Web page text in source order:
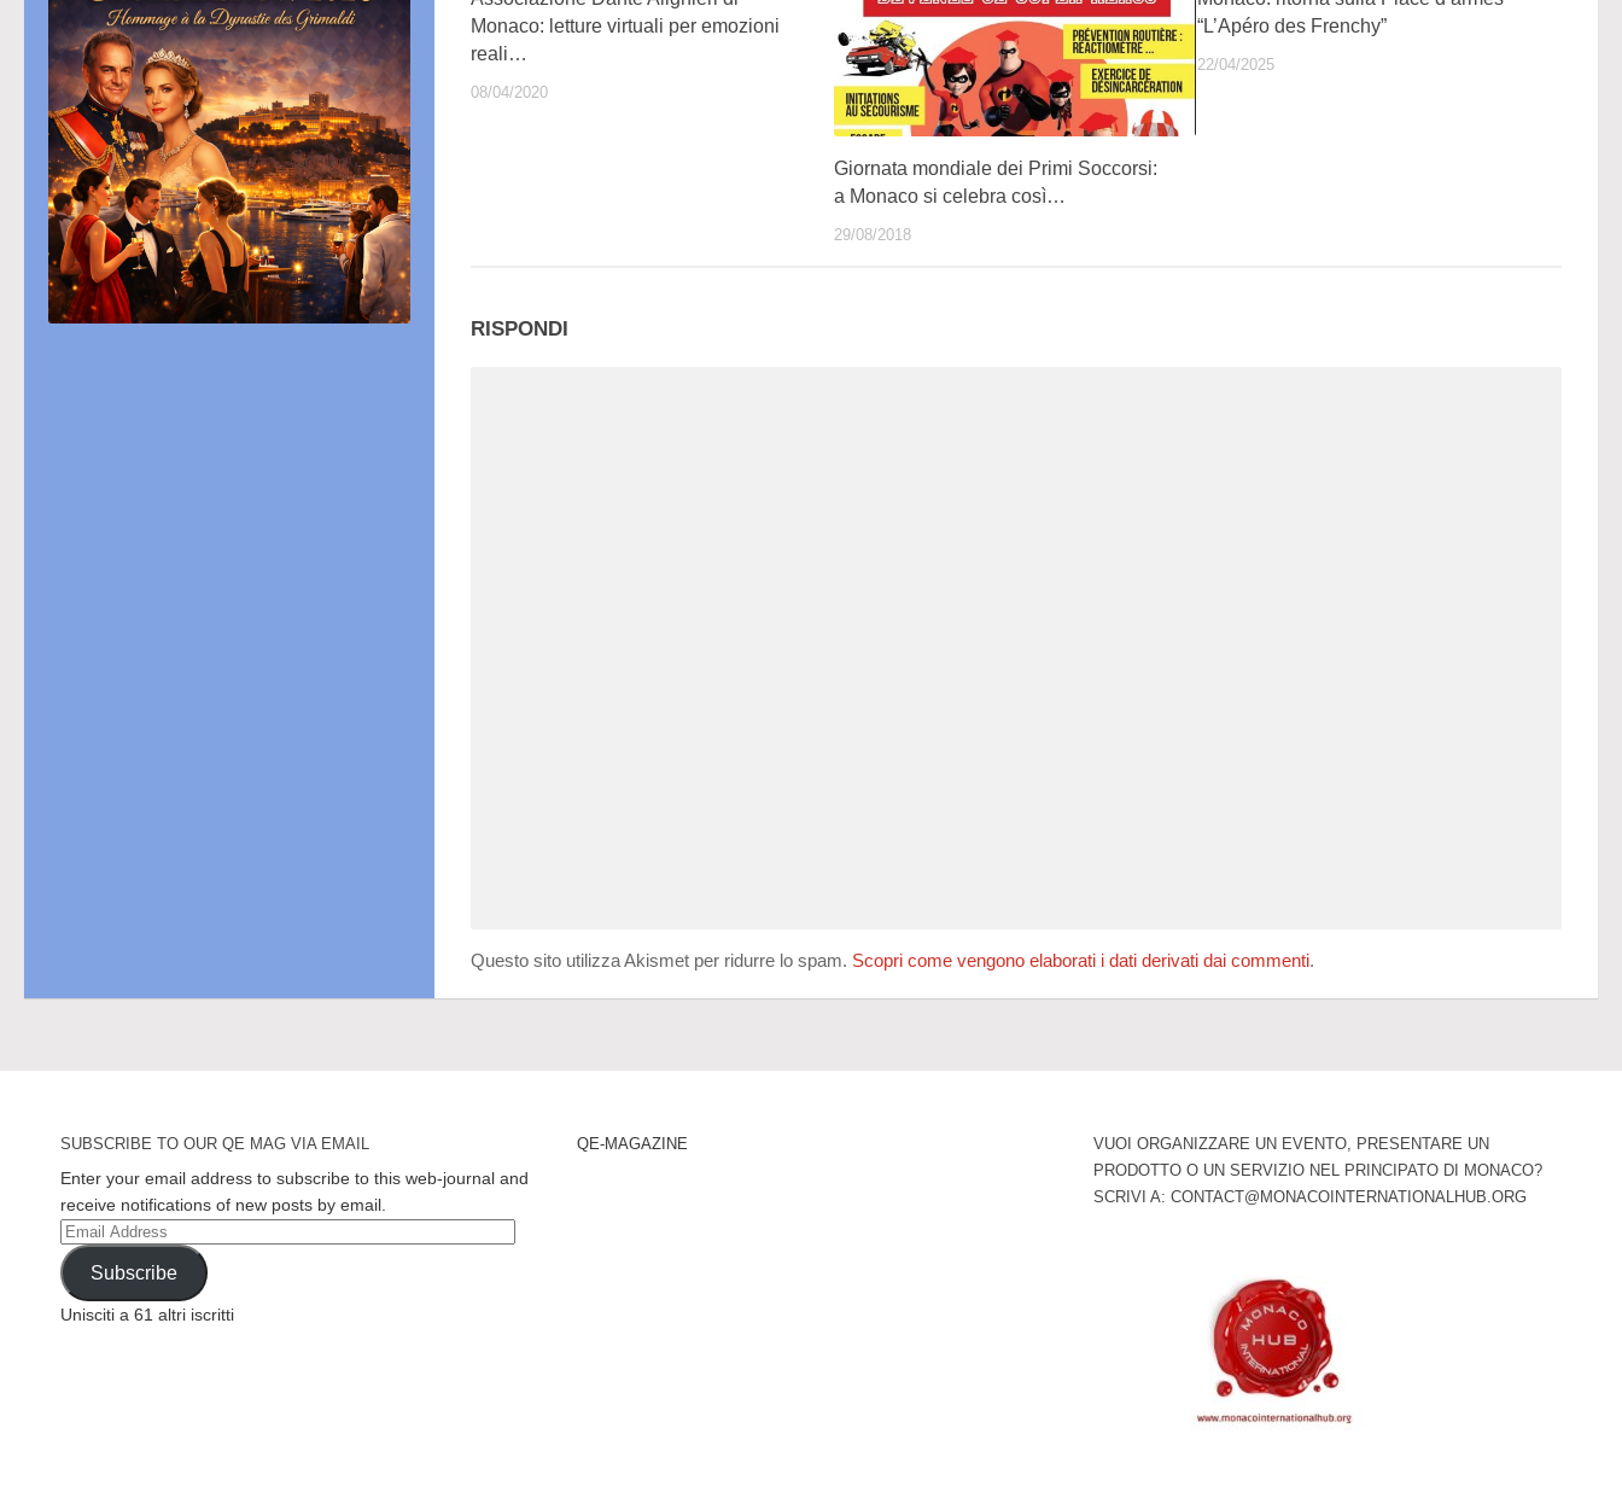
Monaco: letture virtuali per emozioni
reali…
08/04/2020
Giornata mondiale dei Primi Soccorsi:
a Monaco si celebra così…
29/08/2018
“L’Apéro des Frenchy”
22/04/2025
RISPONDI
Questo sito utilizza Akismet per ridurre lo spam. Scopri come vengono elaborati i dati derivati dai commenti.
SUBSCRIBE TO OUR QE MAG VIA EMAIL
Enter your email address to subscribe to this web-journal and
receive notifications of new posts by email.
Email
Address
Subscribe
Unisciti a 61 altri iscritti
QE-MAGAZINE
VUOI ORGANIZZARE UN EVENTO, PRESENTARE UN
PRODOTTO O UN SERVIZIO NEL PRINCIPATO DI MONACO?
SCRIVI A: CONTACT@MONACOINTERNATIONALHUB.ORG